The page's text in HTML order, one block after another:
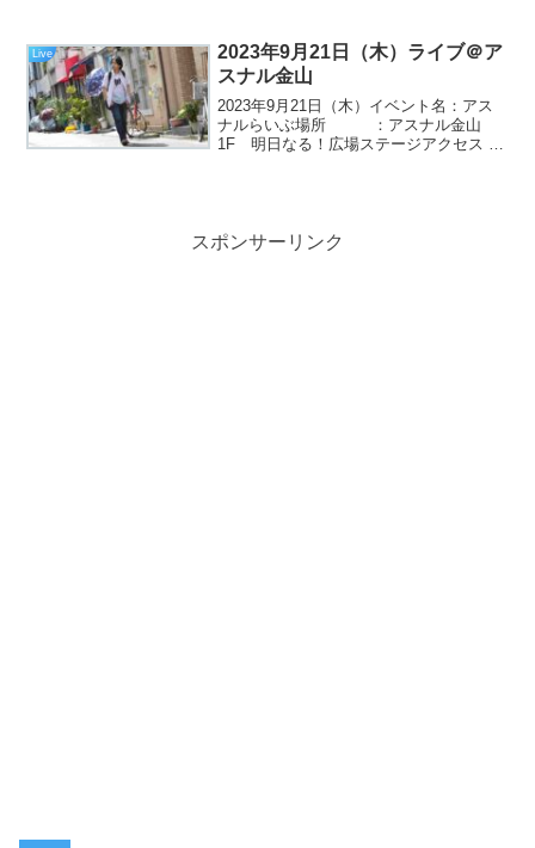
センターのアクセスマップはこちら出
演：MASA、...
Live
2023年9月21日（木）ライブ＠ア
スナル金山
2023年9月21日（木）イベント名：アス
ナルらいぶ場所 ：アスナル金山
1F 明日なる！広場ステージアクセス
スポンサーリンク